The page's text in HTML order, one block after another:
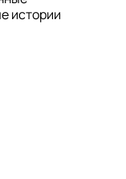
истории